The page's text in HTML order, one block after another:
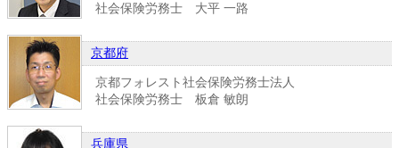
社会保険労務士 大平 一路
京都府
京都フォレスト社会保険労務士法人
社会保険労務士 板倉 敏朗
兵庫県